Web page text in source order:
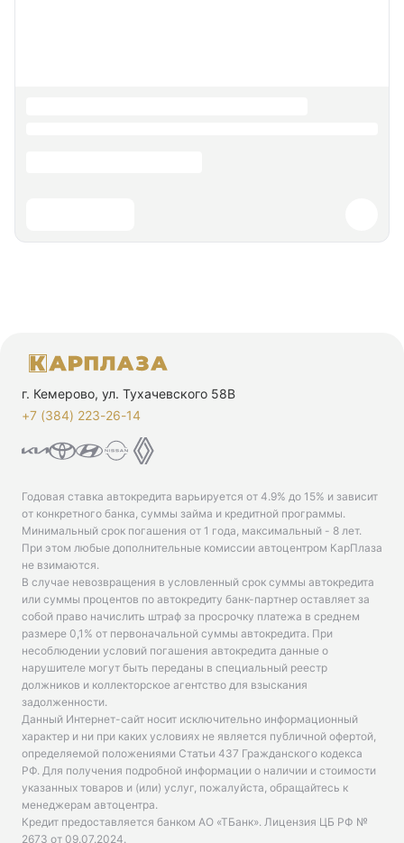
г. Кемерово, ул. Тухачевского 58В
+7 (384) 223-26-14‬
Годовая ставка автокредита варьируется от 4.9% до 15% и зависит
от конкретного банка, суммы займа и кредитной программы.
Минимальный срок погашения от 1 года, максимальный - 8 лет.
При этом любые дополнительные комиссии автоцентром КарПлаза
не взимаются.
В случае невозвращения в условленный срок суммы автокредита
или суммы процентов по автокредиту банк-партнер оставляет за
собой право начислить штраф за просрочку платежа в среднем
размере 0,1% от первоначальной суммы автокредита. При
несоблюдении условий погашения автокредита данные о
нарушителе могут быть переданы в специальный реестр
должников и коллекторское агентство для взыскания
задолженности.
Данный Интернет-сайт носит исключительно информационный
характер и ни при каких условиях не является публичной офертой,
определяемой положениями Статьи 437 Гражданского кодекса
РФ. Для получения подробной информации о наличии и стоимости
указанных товаров и (или) услуг, пожалуйста, обращайтесь к
менеджерам автоцентра.
Кредит предоставляется банком АО «ТБанк». Лицензия ЦБ РФ №
2673 от 09.07.2024.